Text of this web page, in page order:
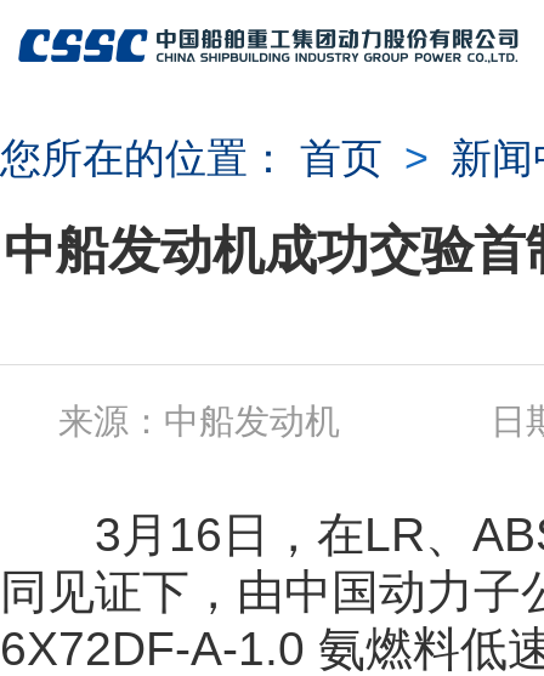
您所在的位置： 首页 > 新
中船发动机成功交验
来源：中船发动机 日
3月16日，在LR、
同见证下，由中国动力
6X72DF-A-1.0 氨燃料低